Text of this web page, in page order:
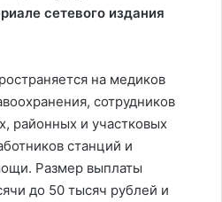
сетевого издания
на медиков
сотрудников
районных и участковых
станций и
Размер выплаты
до 50 тысяч рублей и